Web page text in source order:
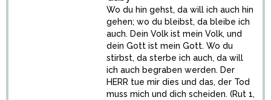
Wo du hin gehst, da will ich auch hin
gehen; wo du bleibst, da bleibe ich
auch. Dein Volk ist mein Volk, und
dein Gott ist mein Gott. Wo du
stirbst, da sterbe ich auch, da will
ich auch begraben werden. Der
HERR tue mir dies und das, der Tod
muss mich und dich scheiden. (Rut 1,